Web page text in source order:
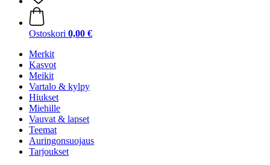
Ostoskori 0,00 €
Merkit
Kasvot
Meikit
Vartalo & kylpy
Hiukset
Miehille
Vauvat & lapset
Teemat
Auringonsuojaus
Tarjoukset